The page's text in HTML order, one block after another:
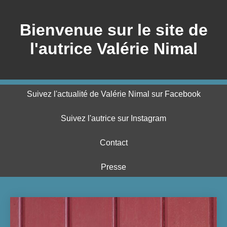
Bienvenue sur le site de
l'autrice Valérie Nimal
Suivez l'actualité de Valérie Nimal sur Facebook
Suivez l'autrice sur Instagram
Contact
Presse